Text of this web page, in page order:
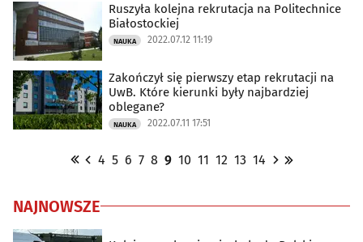
Ruszyła kolejna rekrutacja na Politechnice
Białostockiej
NAUKA 2022.07.12 11:19
Zakończył się pierwszy etap rekrutacji na
UwB. Które kierunki były najbardziej
oblegane?
NAUKA 2022.07.11 17:51
4 5 6 7 8 9 10 11 12 13 14
NAJNOWSZE